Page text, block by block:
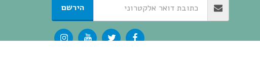
הירשם